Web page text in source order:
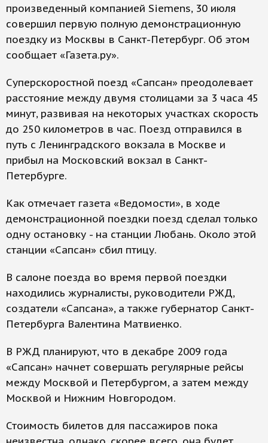
произведенный компанией Siemens, 30 июля
совершил первую полную демонстрационную
поездку из Москвы в Санкт-Петербург. Об этом
сообщает «Газета.ру».
Суперскоростной поезд «Сапсан» преодолевает
расстояние между двумя столицами за 3 часа 45
минут, развивая на некоторых участках скорость
до 250 километров в час. Поезд отправился в
путь с Ленинградского вокзала в Москве и
прибыл на Московский вокзал в Санкт-
Петербурге.
Как отмечает газета «Ведомости», в ходе
демонстрационной поездки поезд сделал только
одну остановку - на станции Любань. Около этой
станции «Сапсан» сбил птицу.
В салоне поезда во время первой поездки
находились журналисты, руководители РЖД,
создатели «Сапсана», а также губернатор Санкт-
Петербурга Валентина Матвиенко.
В РЖД планируют, что в декабре 2009 года
«Сапсан» начнет совершать регулярные рейсы
между Москвой и Петербургом, а затем между
Москвой и Нижним Новгородом.
Стоимость билетов для пассажиров пока